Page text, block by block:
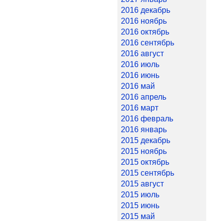
2016 декабрь
2016 ноябрь
2016 октябрь
2016 сентябрь
2016 август
2016 июль
2016 июнь
2016 май
2016 апрель
2016 март
2016 февраль
2016 январь
2015 декабрь
2015 ноябрь
2015 октябрь
2015 сентябрь
2015 август
2015 июль
2015 июнь
2015 май